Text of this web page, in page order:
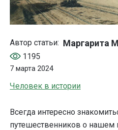
Автор статьи: Маргарита
1195
7 марта 2024
Человек в истории
Всегда интересно
путешественников о нашем